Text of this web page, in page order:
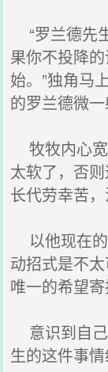
“罗兰德先
果你不投降
始。”独角马
的罗兰德微一
牧牧内心
太软了，否
长代劳幸苦，
以他现在
动招式是不
唯一的希望
意识到自
生的这件事